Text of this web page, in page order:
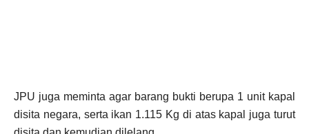
JPU juga meminta agar barang bukti berupa 1 unit kapal
disita negara, serta ikan 1.115 Kg di atas kapal juga turut